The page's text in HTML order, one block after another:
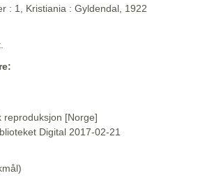
: 1, Kristiania : Gyldendal, 1922
reproduksjon [Norge]
Digital 2017-02-21